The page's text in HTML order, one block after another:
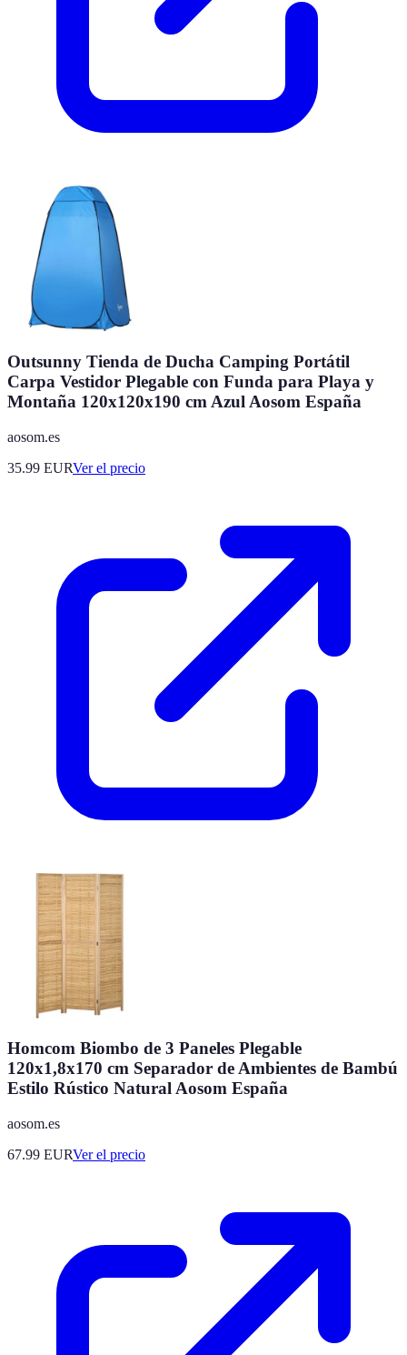
Outsunny Tienda de Ducha Camping Portátil
Carpa Vestidor Plegable con Funda para Playa y
Montaña 120x120x190 cm Azul Aosom España
aosom.es
35.99 EURVer el precio
Homcom Biombo de 3 Paneles Plegable
120x1,8x170 cm Separador de Ambientes de Bambú
Estilo Rústico Natural Aosom España
aosom.es
67.99 EURVer el precio